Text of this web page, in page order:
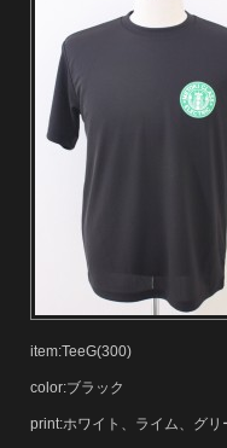
item:TeeG(300)
color:ブラック
print:ホワイト、ライム、グリ